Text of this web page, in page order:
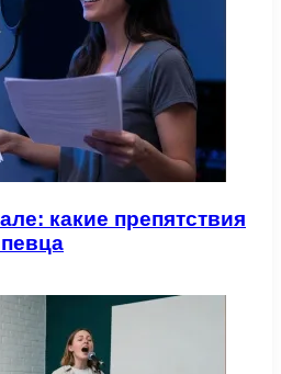
какие препятствия